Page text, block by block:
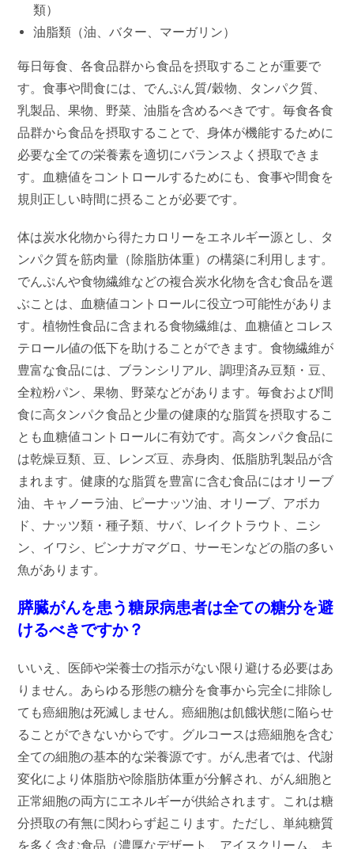
類）
油脂類（油、バター、マーガリン）
毎日毎食、各食品群から食品を摂取することが重要で
す。食事や間食には、でんぷん質/穀物、タンパク質、
乳製品、果物、野菜、油脂を含めるべきです。毎食各食
品群から食品を摂取することで、身体が機能するために
必要な全ての栄養素を適切にバランスよく摂取できま
す。血糖値をコントロールするためにも、食事や間食を
規則正しい時間に摂ることが必要です。
体は炭水化物から得たカロリーをエネルギー源とし、タ
ンパク質を筋肉量（除脂肪体重）の構築に利用します。
でんぷんや食物繊維などの複合炭水化物を含む食品を選
ぶことは、血糖値コントロールに役立つ可能性がありま
す。植物性食品に含まれる食物繊維は、血糖値とコレス
テロール値の低下を助けることができます。食物繊維が
豊富な食品には、ブランシリアル、調理済み豆類・豆、
全粒粉パン、果物、野菜などがあります。毎食および間
食に高タンパク食品と少量の健康的な脂質を摂取するこ
とも血糖値コントロールに有効です。高タンパク食品に
は乾燥豆類、豆、レンズ豆、赤身肉、低脂肪乳製品が含
まれます。健康的な脂質を豊富に含む食品にはオリーブ
油、キャノーラ油、ピーナッツ油、オリーブ、アボカ
ド、ナッツ類・種子類、サバ、レイクトラウト、ニシ
ン、イワシ、ビンナガマグロ、サーモンなどの脂の多い
魚があります。
膵臓がんを患う糖尿病患者は全ての糖分を避
けるべきですか？
いいえ、医師や栄養士の指示がない限り避ける必要はあ
りません。あらゆる形態の糖分を食事から完全に排除し
ても癌細胞は死滅しません。癌細胞は飢餓状態に陥らせ
ることができないからです。グルコースは癌細胞を含む
全ての細胞の基本的な栄養源です。がん患者では、代謝
変化により体脂肪や除脂肪体重が分解され、がん細胞と
正常細胞の両方にエネルギーが供給されます。これは糖
分摂取の有無に関わらず起こります。ただし、単純糖質
を多く含む食品（濃厚なデザート、アイスクリーム、キ